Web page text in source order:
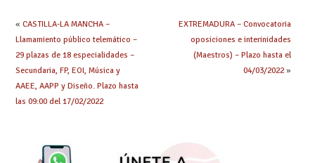
« CASTILLA-LA MANCHA –
Llamamiento público telemático –
29 plazas de 18 especialidades –
Secundaria, FP, EOI, Música y
AAEE, AAPP y Diseño. Plazo hasta
las 09:00 del 17/02/2022
EXTREMADURA – Convocatoria
oposiciones e interinidades
(Maestros) – Plazo hasta el
04/03/2022»